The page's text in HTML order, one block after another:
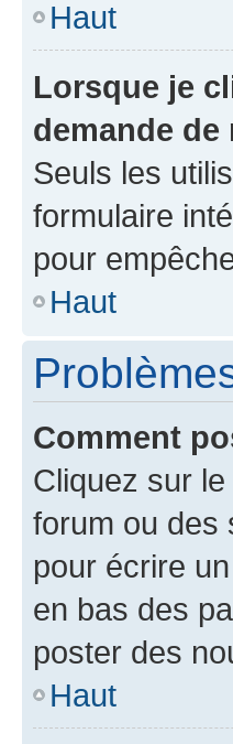
Haut
Lorsque je
demande de
Seuls les
formulaire
pour
Haut
Comment
Cliquez sur
forum ou des
pour écrire
en bas des
poster des
Haut